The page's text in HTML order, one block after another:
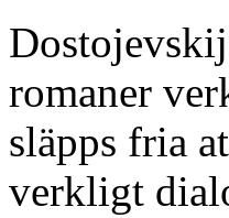
romaner
släpps fria
verkligt